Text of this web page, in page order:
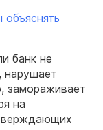
объяснять
банк не
нарушает
замораживает
на